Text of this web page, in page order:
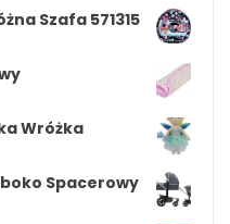
Szafa 571315
Wróżka
Spacerowy